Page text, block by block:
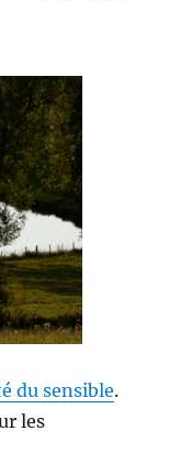
du sensible.
les